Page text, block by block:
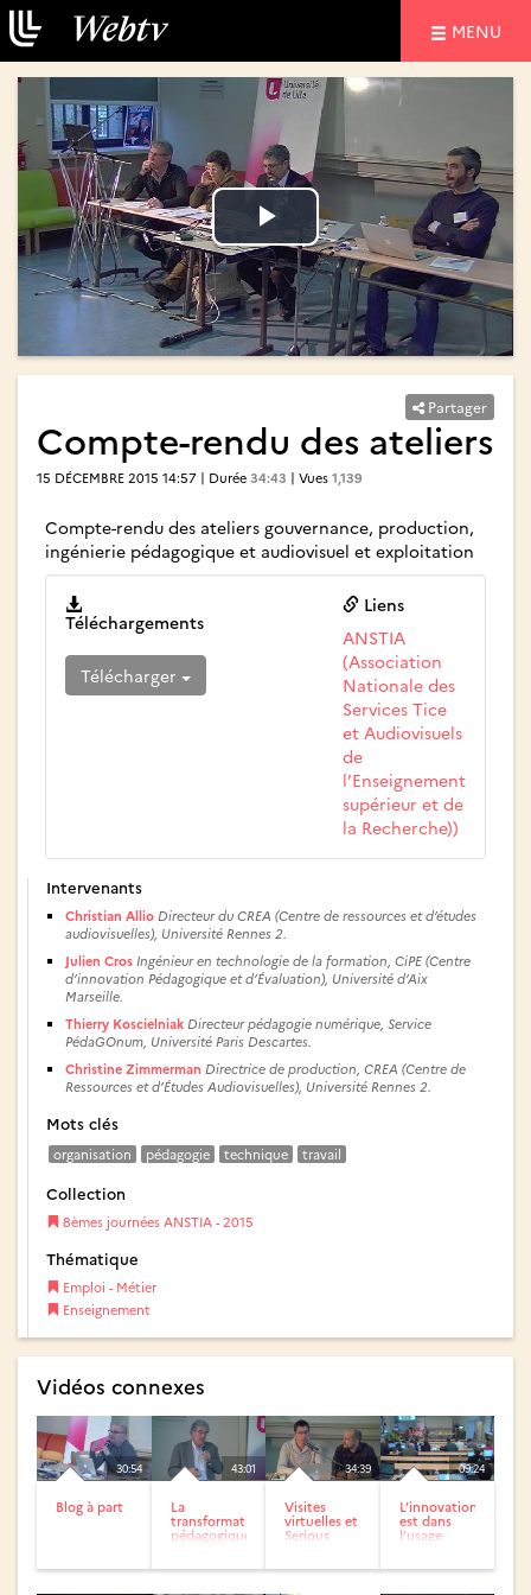
MENU
Lire
la
vidéo
Lire
la
vidéo
Partager
Compte-rendu des ateliers
15 DÉCEMBRE 2015 14:57 | Durée 34:43 | Vues 1,139
Compte-rendu des ateliers gouvernance, production,
ingénierie pédagogique et audiovisuel et exploitation
Téléchargements
Télécharger
Liens
ANSTIA
(Association
Nationale des
Services Tice
et Audiovisuels
de
l’Enseignement
supérieur et de
la Recherche))
Intervenants
Christian Allio Directeur du CREA (Centre de ressources et d’études
audiovisuelles), Université Rennes 2.
Julien Cros Ingénieur en technologie de la formation, CiPE (Centre
d’innovation Pédagogique et d’Évaluation), Université d’Aix
Marseille.
Thierry Koscielniak Directeur pédagogie numérique, Service
PédaGOnum, Université Paris Descartes.
Christine Zimmerman Directrice de production, CREA (Centre de
Ressources et d’Études Audiovisuelles), Université Rennes 2.
Mots clés
organisation pédagogie technique travail
Collection
8èmes journées ANSTIA - 2015
Thématique
Emploi - Métier
Enseignement
Vidéos connexes
30:54
Blog à part
43:01
La
transformation
pédagogique
34:39
Visites
virtuelles et
Serious
09:24
L’innovation
est dans
l’usage